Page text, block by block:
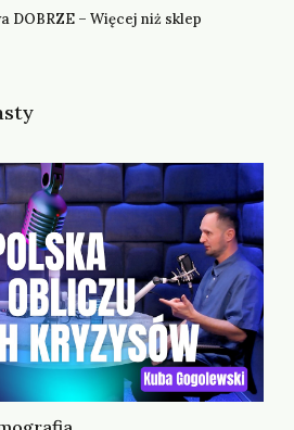
DOBRZE – Więcej niż sklep